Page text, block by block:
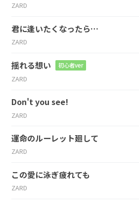
ZARD
君に逢いたくなったら…
ZARD
揺れる想い 初心者ver
ZARD
Don't you see!
ZARD
運命のルーレット廻して
ZARD
この愛に泳ぎ疲れても
ZARD